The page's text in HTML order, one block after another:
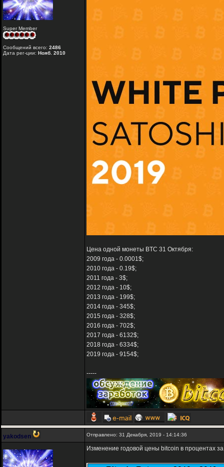
Super Member
Сообщений всего: 2486
Дата рег-ции: Нояб. 2010
Цена одной монеты BTC 31 Октября:
2009 года - 0.0001$;
2010 года - 0.19$;
2011 года - 3$;
2012 года - 10$;
2013 года - 199$;
2014 года - 345$;
2015 года - 328$;
2016 года - 702$;
2017 года - 6132$;
2018 года - 6334$;
2019 года - 9154$;
-----
yakodsen Отправлено: 31 Декабря, 2019 - 14:14:36
Изменение годовой цены bitcoin в процентах